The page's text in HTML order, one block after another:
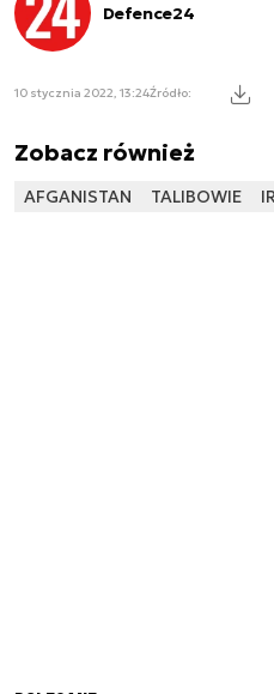
Defence24
10 stycznia 2022, 13:24Źródło:
Zobacz również
AFGANISTAN TALIBOWIE